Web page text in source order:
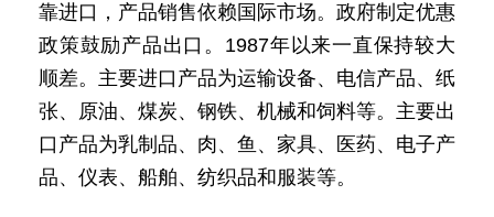
靠进口，产品销售依赖国际市场。政府制定优惠
政策鼓励产品出口。1987年以来一直保持较大
顺差。主要进口产品为运输设备、电信产品、纸
张、原油、煤炭、钢铁、机械和饲料等。主要出
口产品为乳制品、肉、鱼、家具、医药、电子产
品、仪表、船舶、纺织品和服装等。